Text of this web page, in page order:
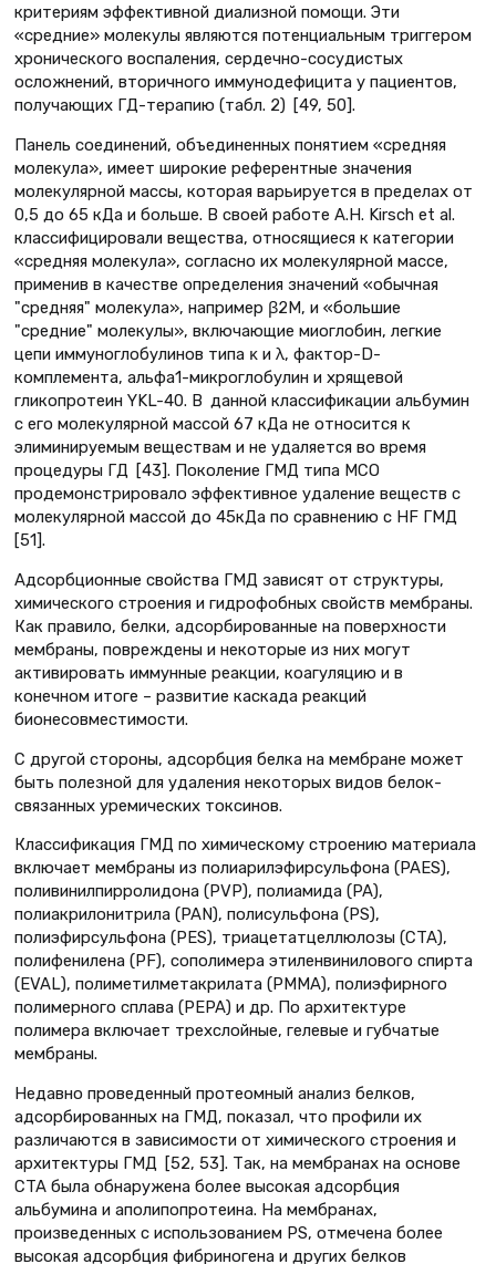
критериям эффективной диализной помощи. Эти
«средние» молекулы являются потенциальным триггером
хронического воспаления, сердечно-сосудистых
осложнений, вторичного иммунодефицита у пациентов,
получающих ГД-терапию (табл. 2) [49, 50].
Панель соединений, объединенных понятием «средняя
молекула», имеет широкие референтные значения
молекулярной массы, которая варьируется в пределах от
0,5 до 65 кДа и больше. В своей работе A.H. Kirsch et al.
классифицировали вещества, относящиеся к категории
«средняя молекула», согласно их молекулярной массе,
применив в качестве определения значений «обычная
"средняя" молекула», например β2М, и «большие
"средние" молекулы», включающие миоглобин, легкие
цепи иммуноглобулинов типа κ и λ, фактор-D-
комплемента, альфа1-микроглобулин и хрящевой
гликопротеин YKL-40. В данной классификации альбумин
с его молекулярной массой 67 кДа не относится к
элиминируемым веществам и не удаляется во время
процедуры ГД [43]. Поколение ГМД типа MCO
продемонстрировало эффективное удаление веществ с
молекулярной массой до 45кДа по сравнению с HF ГМД
[51].
Адсорбционные свойства ГМД зависят от структуры,
химического строения и гидрофобных свойств мембраны.
Как правило, белки, адсорбированные на поверхности
мембраны, повреждены и некоторые из них могут
активировать иммунные реакции, коагуляцию и в
конечном итоге – развитие каскада реакций
бионесовместимости.
С другой стороны, адсорбция белка на мембране может
быть полезной для удаления некоторых видов белок-
связанных уремических токсинов.
Классификация ГМД по химическому строению материала
включает мембраны из полиарилэфирсульфона (PAES),
поливинилпирролидона (PVP), полиамида (PA),
полиакрилонитрила (PAN), полисульфона (PS),
полиэфирсульфона (PES), триацетатцеллюлозы (CTA),
полифенилена (PF), сополимера этиленвинилового спирта
(EVAL), полиметилметакрилата (PMMA), полиэфирного
полимерного сплава (PEPA) и др. По архитектуре
полимера включает трехслойные, гелевые и губчатые
мембраны.
Недавно проведенный протеомный анализ белков,
адсорбированных на ГМД, показал, что профили их
различаются в зависимости от химического строения и
архитектуры ГМД [52, 53]. Так, на мембранах на основе
CTA была обнаружена более высокая адсорбция
альбумина и аполипопротеина. На мембранах,
произведенных с использованием PS, отмечена более
высокая адсорбция фибриногена и других белков